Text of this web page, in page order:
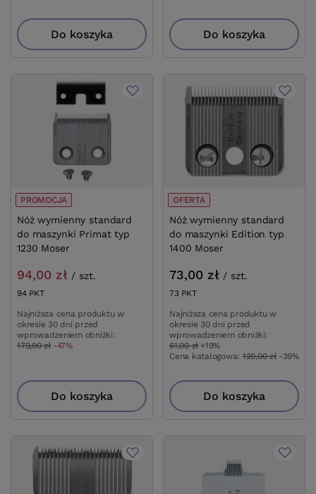
Do koszyka Do koszyka
PROMOCJA
Nóż wymienny standard
do maszynki Primat typ
1230 Moser
94,00 zł / szt.
94PKTpunktów
Najniższa cena produktu w
okresie 30 dni przed
wprowadzeniem obniżki:
179,90 zł -47%
Do koszyka
OFERTA
Nóż wymienny standard
do maszynki Edition typ
1400 Moser
73,00 zł / szt.
73 PKTpunktów
Najniższa cena produktu w
okresie 30 dni przed
wprowadzeniem obniżki:
61,00 zł +19%
Cena katalogowa: 120,00 zł -39%
Do koszyka